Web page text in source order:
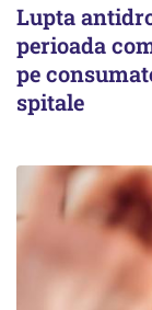
Lupta
perioada
pe
spitale